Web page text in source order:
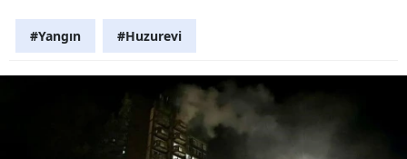
#Yangın #Huzurevi